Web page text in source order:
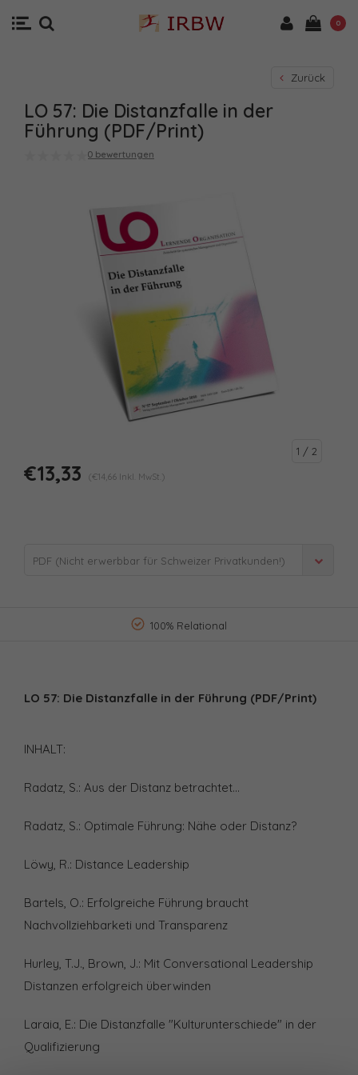
0
Zurück
LO 57: Die Distanzfalle in der
Führung (PDF/Print)
0 bewertungen
1 / 2
€13,33 (€14,66 Inkl. MwSt.)
PDF (Nicht erwerbbar für Schweizer Privatkunden!)
100% Relational
LO 57: Die Distanzfalle in der Führung (PDF/Print)
INHALT:
Radatz, S.: Aus der Distanz betrachtet...
Radatz, S.: Optimale Führung: Nähe oder Distanz?
Löwy, R.: Distance Leadership
Bartels, O.: Erfolgreiche Führung braucht
Nachvollziehbarketi und Transparenz
Hurley, T.J., Brown, J.: Mit Conversational Leadership
Distanzen erfolgreich überwinden
Laraia, E.: Die Distanzfalle "Kulturunterschiede" in der
Qualifizierung